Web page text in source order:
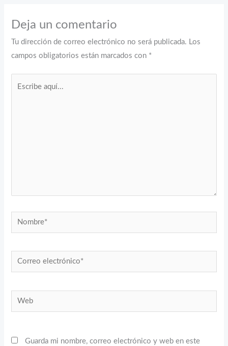
Deja un comentario
Tu dirección de correo electrónico no será publicada. Los
campos obligatorios están marcados con *
Nombre*
Correo
electrónico*
Web
Guarda mi nombre, correo electrónico y web en este